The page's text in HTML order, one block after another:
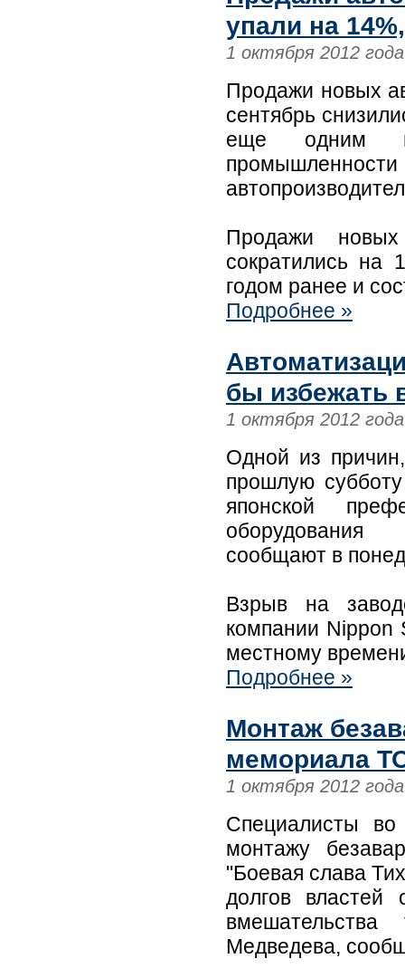
упали на
1 октября 2012 года
Продажи новых
сентябрь
еще одним
Продажи
сократились на
годом ранее и
Подробнее »
бы избежать
1 октября 2012 года
Одной из
прошлую
японской
оборудования
сообщают в
Взрыв на
компании Nippon
местному
Подробнее »
Монтаж
мемориала
1 октября 2012 года
Специалисты во
монтажу
"Боевая слава
долгов
Медведева,